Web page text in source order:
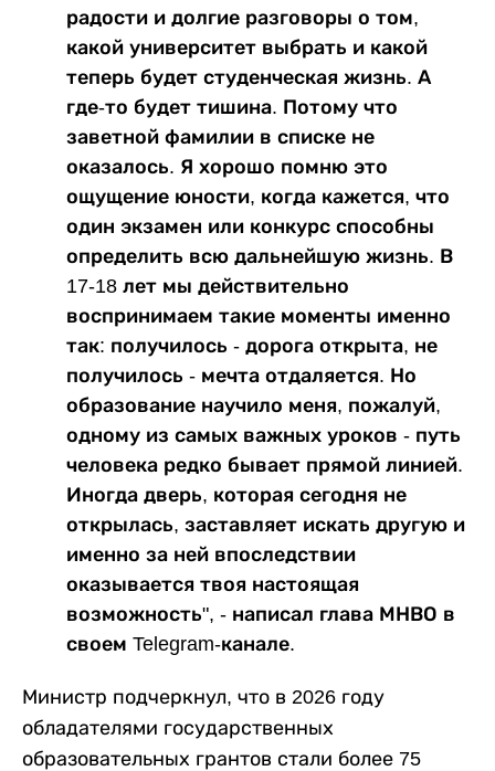
радости и долгие разговоры о том,
какой университет выбрать и какой
теперь будет студенческая жизнь. А
где-то будет тишина. Потому что
заветной фамилии в списке не
оказалось. Я хорошо помню это
ощущение юности, когда кажется, что
один экзамен или конкурс способны
определить всю дальнейшую жизнь. В
17-18 лет мы действительно
воспринимаем такие моменты именно
так: получилось - дорога открыта, не
получилось - мечта отдаляется. Но
образование научило меня, пожалуй,
одному из самых важных уроков - путь
человека редко бывает прямой линией.
Иногда дверь, которая сегодня не
открылась, заставляет искать другую и
именно за ней впоследствии
оказывается твоя настоящая
возможность", - написал глава МНВО в
своем Telegram-канале.
Министр подчеркнул, что в 2026 году
обладателями государственных
образовательных грантов стали более 75